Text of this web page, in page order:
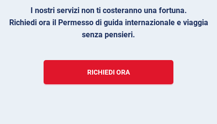
I nostri servizi non ti costeranno una fortuna.
Richiedi ora il Permesso di guida internazionale e viaggia
senza pensieri.
RICHIEDI ORA